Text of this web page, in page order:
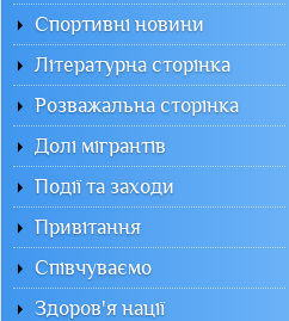
Спортивні новини
Літературна сторінка
Розважальна сторінка
Долі мігрантів
Події та заходи
Привітання
Співчуваємо
Здоров'я нації